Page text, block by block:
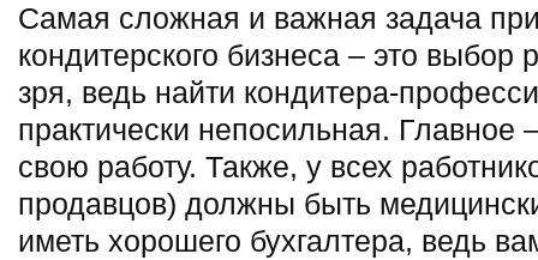
Самая сложная и важная задача
кондитерского бизнеса – это выбор
зря, ведь найти кондитера-
практически непосильная. Главное
свою работу. Также, у всех
продавцов) должны быть
иметь хорошего бухгалтера, ведь